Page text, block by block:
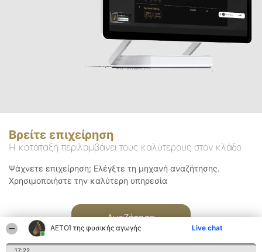
ΑΕΤΟΊ της φυσικής αγωγής Live chat
17:22
Βρείτε επιχείρηση
Η κατάταξη περιλαμβάνει τους καλύτερους στον κλάδο
Ψάχνετε επιχείρηση; Ελέγξτε τη μηχανή αναζήτησης.
Χρησιμοποιήστε την καλύτερη υπηρεσία
Αναζήτηση